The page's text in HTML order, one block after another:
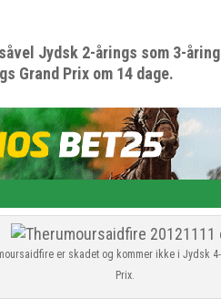
Jydsk 2-årings som 3-
Grand Prix om 14 dage.
er skadet og kommer ikke i Jydsk
Prix.